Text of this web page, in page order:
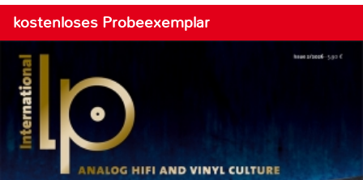
kostenloses Probeexemplar